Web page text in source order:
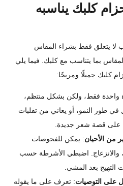
كلبك يناسبه
لا يتعلق فقط بشراء المقاس
بما يتناسب مع كلبك. فيما يلي
كلبك جميلًا ومريحًا:
واحدة فقط، ولكن بشكل منتظم،
في طور النمو، أو يعاني من تقلبات
على قصة شعر جديدة.
من الأحيان: يمكن للفحوصات
والانزعاج. اضبطي الأشرطة حسب
بعد المشي.
على التوصيات: تعرف على ما يقوله